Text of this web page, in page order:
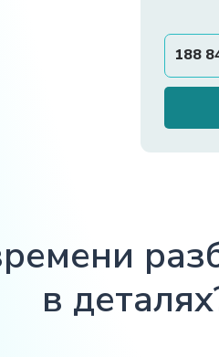
188
в